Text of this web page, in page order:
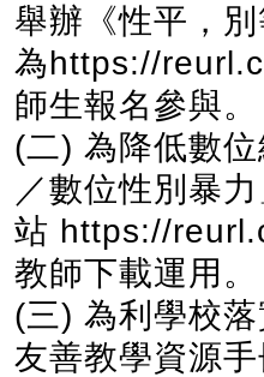
舉辦《性平，
為https://
師生報名參與。
(二) 為降低數
／數位性別暴
站 https://
教師下載運用。
(三) 為利學校
友善教學資源